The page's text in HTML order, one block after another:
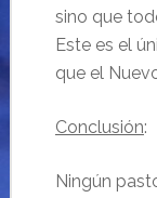
sino que
Este es el
que el
Conclusión:
Ningún